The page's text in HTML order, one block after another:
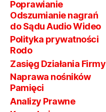
Poprawianie
Odszumianie nagrań
do Sądu Audio Wideo
Polityka prywatności
Rodo
Zasięg Działania Firmy
Naprawa nośników
Pamięci
Analizy Prawne